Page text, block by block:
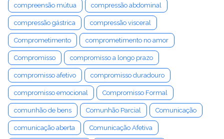
compreensão mútua compressão abdominal
compressão gástrica compressão visceral
Comprometimento comprometimento no amor
Compromisso compromisso a longo prazo
compromisso afetivo compromisso duradouro
compromisso emocional Compromisso Formal
comunhão de bens Comunhão Parcial Comunicação
comunicação aberta Comunicação Afetiva